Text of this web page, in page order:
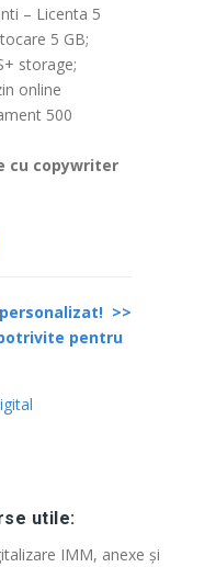
– Licenta 5
5 GB;
storage;
online
500
cu copywriter
>>
pentru
utile:
IMM, anexe și